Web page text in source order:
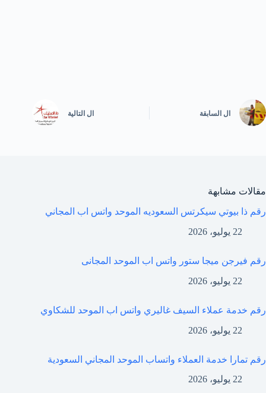
ال السابقة ال التالية
مقالات مشابهة
رقم ذا بيوتي سيكرتس السعوديه الموحد واتس اب المجاني
22 يوليو، 2026
رقم فيرجن ميجا ستور واتس اب الموحد المجانى
22 يوليو، 2026
رقم خدمة عملاء السيف غاليري واتس اب الموحد للشكاوي
22 يوليو، 2026
رقم تمارا خدمة العملاء واتساب الموحد المجاني السعودية
22 يوليو، 2026